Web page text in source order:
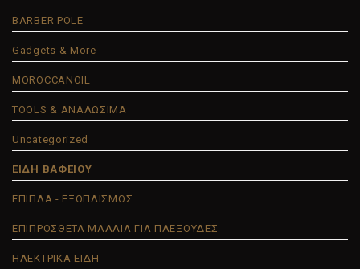
BARBER POLE
Gadgets & More
MOROCCANOIL
TOOLS & ΑΝΑΛΩΣΙΜΑ
Uncategorized
ΕΙΔΗ ΒΑΦΕΙΟΥ
ΕΠΙΠΛΑ - ΕΞΟΠΛΙΣΜΟΣ
ΕΠΙΠΡΟΣΘΕΤΑ ΜΑΛΛΙΑ ΓΙΑ ΠΛΕΞΟΥΔΕΣ
ΗΛΕΚΤΡΙΚΑ ΕΙΔΗ